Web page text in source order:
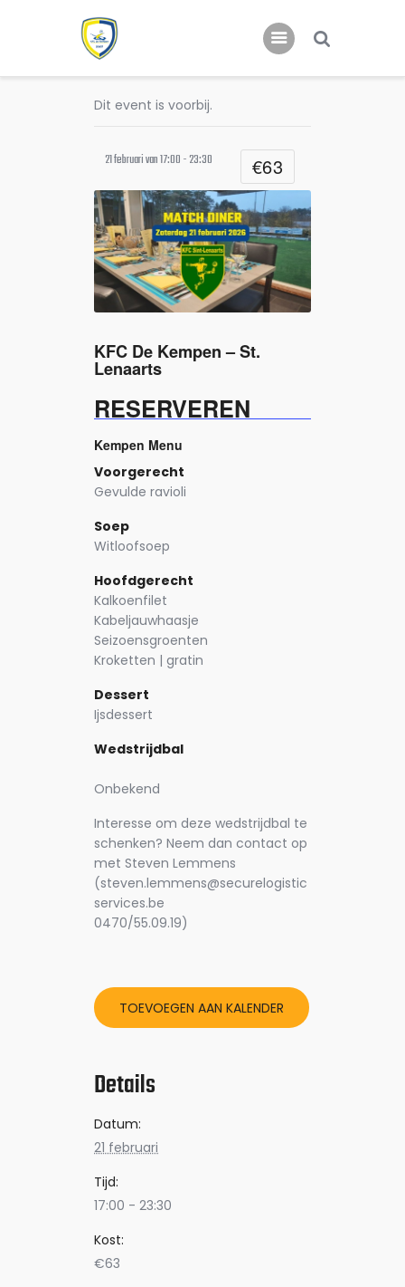
Home
Dit event is voorbij.
21 februari van 17:00 -23:30 €63
KFC De Kempen – St.
Lenaarts
RESERVEREN
Kempen Menu
Voorgerecht
Gevulde ravioli
Soep
Witloofsoep
Hoofdgerecht
Kalkoenfilet
Kabeljauwhaasje
Seizoensgroenten
Kroketten | gratin
Dessert
Ijsdessert
Wedstrijdbal
Onbekend
Interesse om deze wedstrijdbal te
schenken? Neem dan contact op
met Steven Lemmens
(steven.lemmens@securelogistic
services.be
0470/55.09.19)
TOEVOEGEN AAN KALENDER
Details
Datum:
21 februari
Tijd:
17:00 - 23:30
Kost:
€63